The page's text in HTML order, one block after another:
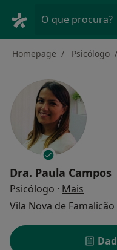
O que procura?
Homepage Psicólogo
Dra. Paula Campos
Psicólogo · Mais
Vila Nova de Famalicão